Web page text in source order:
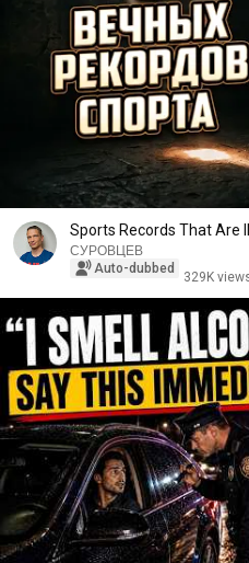
Sports Records That Are
СУРОВЦЕВ
Auto-dubbed
329K